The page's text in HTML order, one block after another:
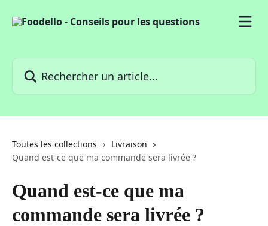
Toutes les collections
Livraison
Quand est-ce que ma commande sera livrée ?
Quand est-ce que ma
commande sera livrée ?